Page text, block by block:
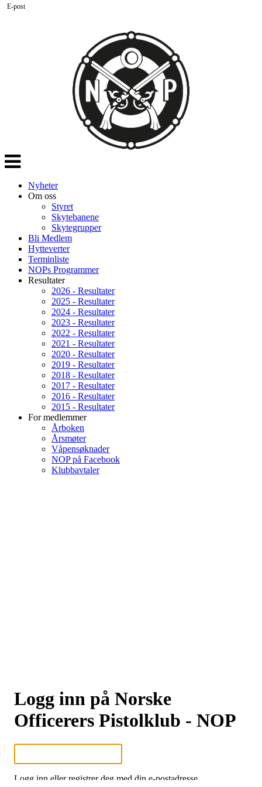
Veksle
navigasjon
Nyheter
Om oss
Styret
Skytebanene
Skytegrupper
Bli Medlem
Hytteverter
Terminliste
NOPs Programmer
Resultater
2026 - Resultater
2025 - Resultater
2024 - Resultater
2023 - Resultater
2022 - Resultater
2021 - Resultater
2020 - Resultater
2019 - Resultater
2018 - Resultater
2017 - Resultater
2016 - Resultater
2015 - Resultater
For medlemmer
Årboken
Årsmøter
Våpensøknader
NOP på Facebook
Klubbavtaler
Logg inn på Norske
Officerers Pistolklub - NOP
E-post
Logg inn eller registrer deg med din e-postadresse